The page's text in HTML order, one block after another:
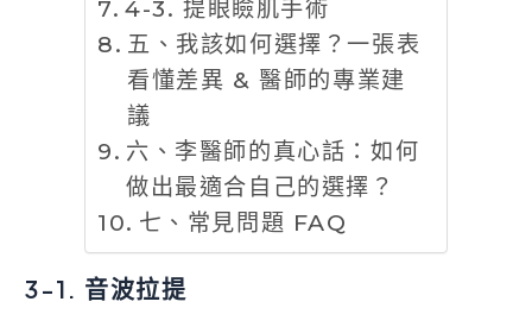
4-3. 提眼瞼肌手術
五、我該如何選擇？一張表
看懂差異 & 醫師的專業建
議
六、李醫師的真心話：如何
做出最適合自己的選擇？
七、常見問題 FAQ
3-1. 音波拉提